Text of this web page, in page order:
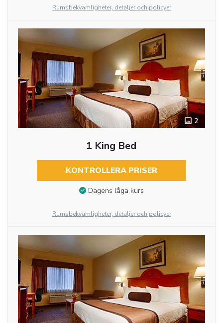
Rumsbekvämligheter, detaljer och policyer
2
1 King Bed
KONTROLLERA PRISER
Dagens låga kurs
Rumsbekvämligheter, detaljer och policyer